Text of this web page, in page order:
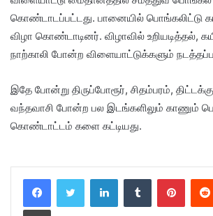
கொண்டாடப்பட்டது. பானையில் பொங்கலிட்டு
விழா கொண்டாடினர். விழாவில் உறியடித்தல்,
நாற்காலி போன்ற விளையாட்டுக்களும்
இதே போன்று திருப்போரூர், சிதம்பரம்,
வந்தவாசி போன்ற பல இடங்களிலும் காணும்
கொண்டாட்டம் களை கட்டியது.
LinkedInTumblr
Print